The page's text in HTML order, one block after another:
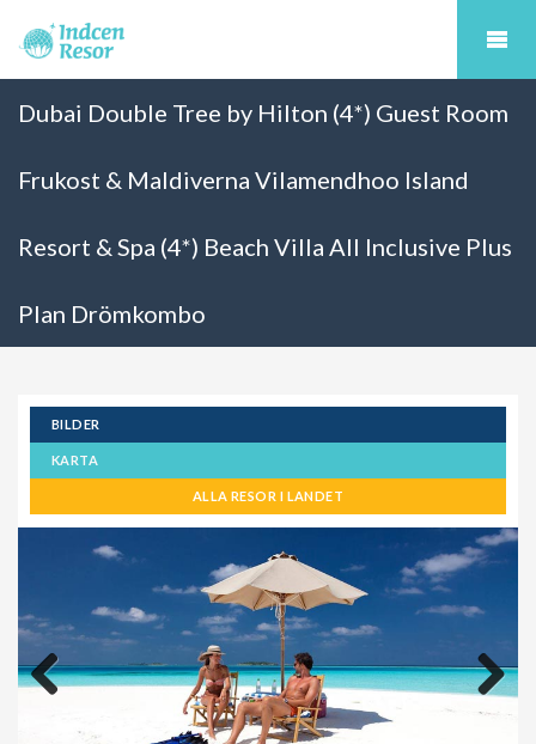
Dubai Double Tree by Hilton (4*) Guest Room
Frukost & Maldiverna Vilamendhoo Island
Resort & Spa (4*) Beach Villa All Inclusive Plus
Plan Drömkombo
BILDER
KARTA
ALLA RESOR I LANDET
Next